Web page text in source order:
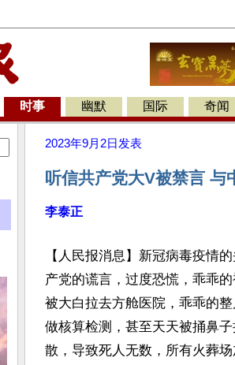
时事 幽默 国际 奇闻
2023年9月2日 发表
听信共产党大V被禁言 与
李泰正
【人民报消息】新冠病毒疫情
产党的谎言，过度恐慌，乖乖
被大白拉去方舱医院，乖乖的
做核算检测，甚至天天被捅鼻
散，导致死人无数，所有火葬